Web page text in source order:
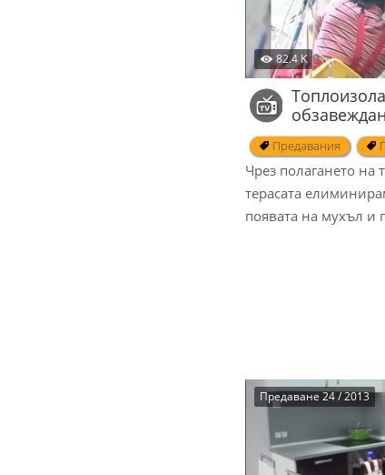
82.4 K
Предавания
Чрез полагането на
терасата
появата на мухъл и
Предаване 24 / 2013